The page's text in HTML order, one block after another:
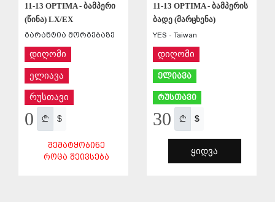
11-13 OPTIMA - ბამპერი
(წინა) LX/EX
გარანტია მორგებაზე
დიღომი
ელიავა
რუსთავი
0 $
ᲨᲔᲛᲐᲢᲧᲝᲑᲘᲜᲔ
ᲠᲝᲪᲐ ᲨᲔᲘᲕᲡᲔᲑᲐ
11-13 OPTIMA - ბამპერის
ბადე (მარცხენა)
YES - Taiwan
დიღომი
ელიავა
რუსთავი
30 $
ᲧᲘᲓᲕᲐ